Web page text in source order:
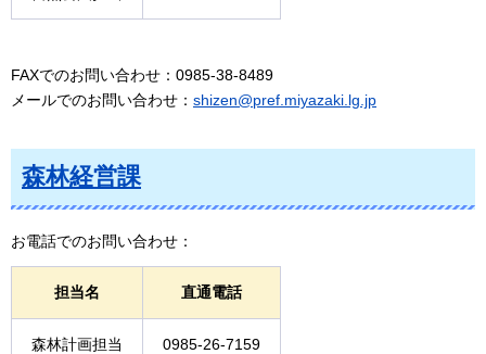
FAXでのお問い合わせ：0985-38-8489
メールでのお問い合わせ： shizen@pref.miyazaki.lg.jp
森林経営課
お電話でのお問い合わせ：
担当名 直通電話
森林計画担当 0985-26-7159